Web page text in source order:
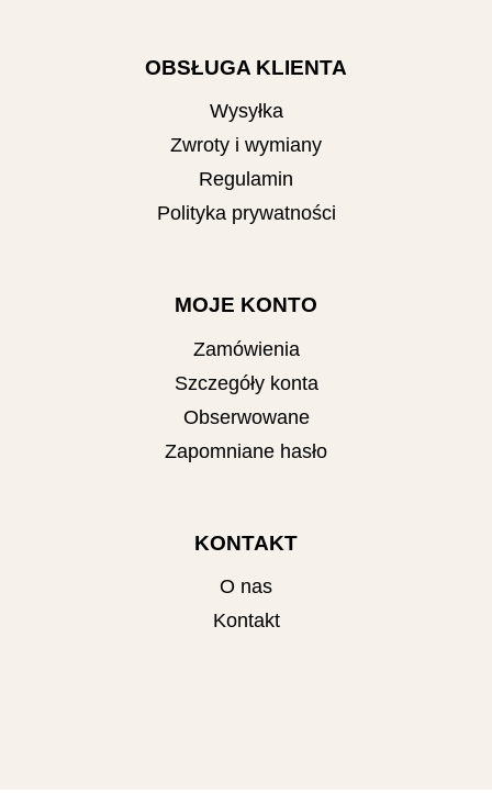
OBSŁUGA KLIENTA
Wysyłka
Zwroty i wymiany
Regulamin
Polityka prywatności
MOJE KONTO
Zamówienia
Szczegóły konta
Obserwowane
Zapomniane hasło
KONTAKT
O nas
Kontakt